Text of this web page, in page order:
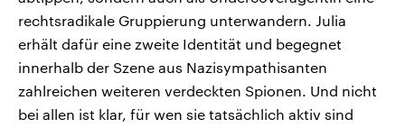
rechtsradikale Gruppierung unterwandern. Julia
erhält dafür eine zweite Identität und begegnet
innerhalb der Szene aus Nazisympathisanten
zahlreichen weiteren verdeckten Spionen. Und nicht
bei allen ist klar, für wen sie tatsächlich aktiv sind